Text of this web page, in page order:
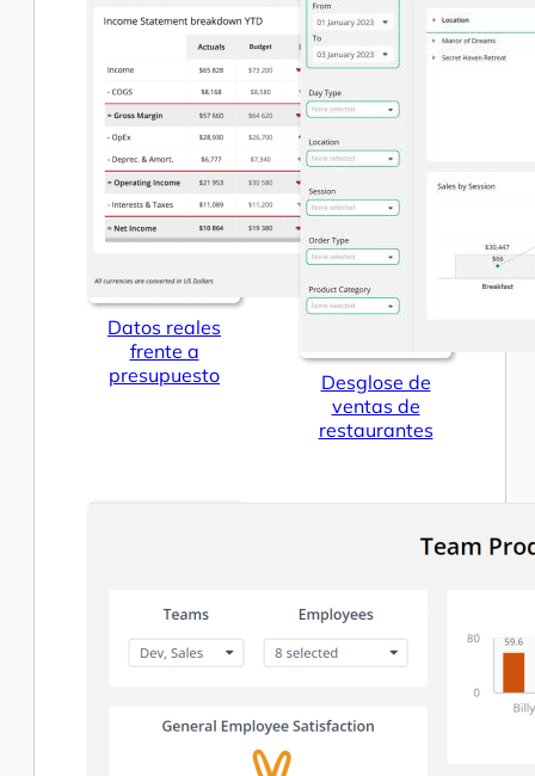
Datos reales
frente a
presupuesto
Desglose de
ventas de
restaurantes